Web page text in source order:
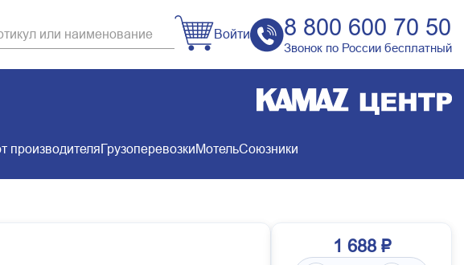
Войти 8 800 600 70 50
Звонок по России бесплатный
производителяГрузоперевозкиМотельСоюзники
1 688 ₽